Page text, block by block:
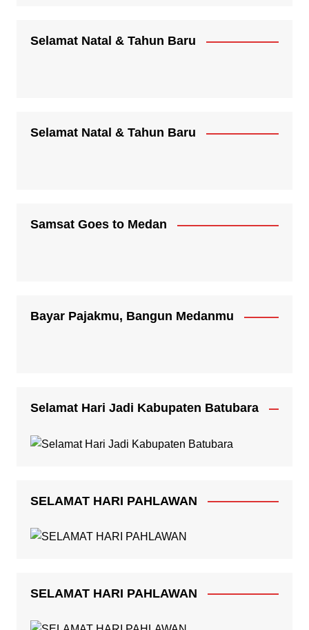
Selamat Natal & Tahun Baru
Selamat Natal & Tahun Baru
Samsat Goes to Medan
Bayar Pajakmu, Bangun Medanmu
Selamat Hari Jadi Kabupaten Batubara
SELAMAT HARI PAHLAWAN
SELAMAT HARI PAHLAWAN